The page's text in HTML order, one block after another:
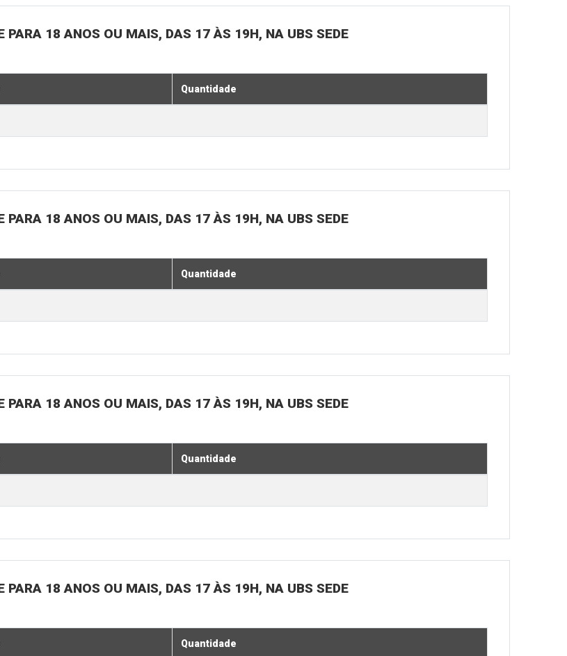
PARA 18 ANOS OU MAIS, DAS 17 ÀS 19H, NA UBS SEDE
Quantidade
PARA 18 ANOS OU MAIS, DAS 17 ÀS 19H, NA UBS SEDE
Quantidade
PARA 18 ANOS OU MAIS, DAS 17 ÀS 19H, NA UBS SEDE
Quantidade
PARA 18 ANOS OU MAIS, DAS 17 ÀS 19H, NA UBS SEDE
Quantidade